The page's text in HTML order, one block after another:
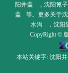
阳井盖
， 沈阳篦子
盖
等。更多关于
水沟
， 沈阳
CopyRight ©
本站关键字: 沈阳